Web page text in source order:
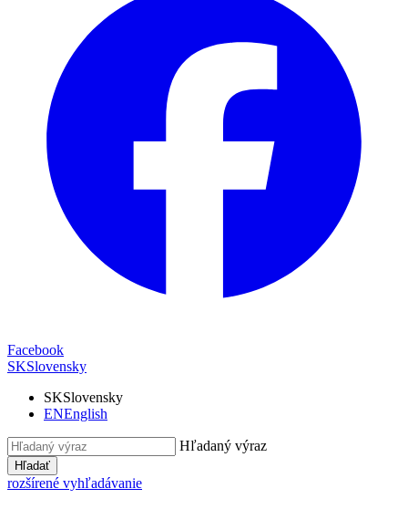
Facebook
SKSlovensky
SKSlovensky
ENEnglish
Hľadaný výraz
Hľadať
rozšírené vyhľadávanie